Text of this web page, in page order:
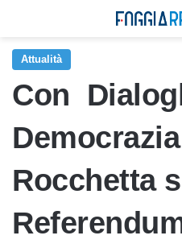
Attualità
Con
Rocchetta